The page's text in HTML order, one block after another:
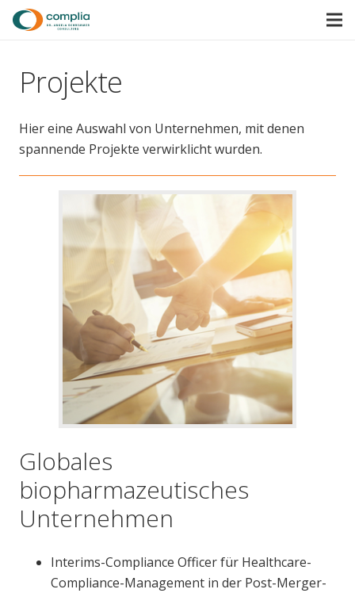
Projekte
Hier eine Auswahl von Unternehmen, mit denen
spannende Projekte verwirklicht wurden.
Globales
biopharmazeutisches
Unternehmen
Interims-Compliance Officer für Healthcare-
Compliance-Management in der Post-Merger-